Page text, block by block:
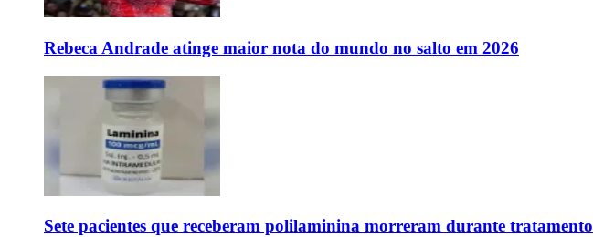
Rebeca Andrade atinge maior nota do mundo no salto em 2026
Sete pacientes que receberam polilaminina morreram durante tratamento